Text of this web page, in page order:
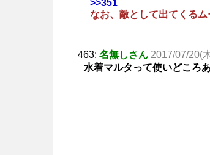
>>351
なお、敵として出てくる
463: 名無しさん 2017/07/20(
水着マルタって使いどころ